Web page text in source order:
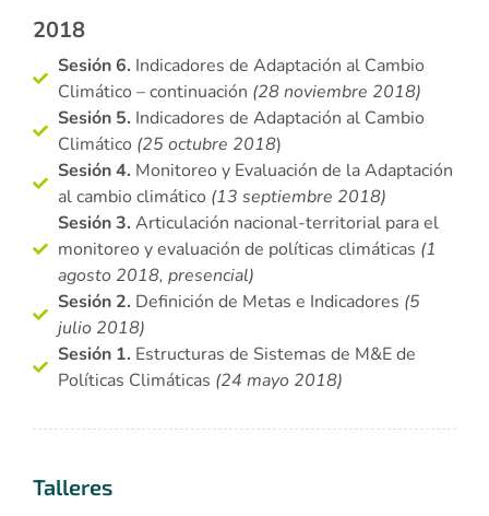
2018
Sesión 6. Indicadores de Adaptación al Cambio
Climático – continuación (28 noviembre 2018)
Sesión 5. Indicadores de Adaptación al Cambio
Climático (25 octubre 2018)
Sesión 4. Monitoreo y Evaluación de la Adaptación
al cambio climático (13 septiembre 2018)
Sesión 3. Articulación nacional-territorial para el
monitoreo y evaluación de políticas climáticas (1
agosto 2018, presencial)
Sesión 2. Definición de Metas e Indicadores (5
julio 2018)
Sesión 1. Estructuras de Sistemas de M&E de
Políticas Climáticas (24 mayo 2018)
Talleres